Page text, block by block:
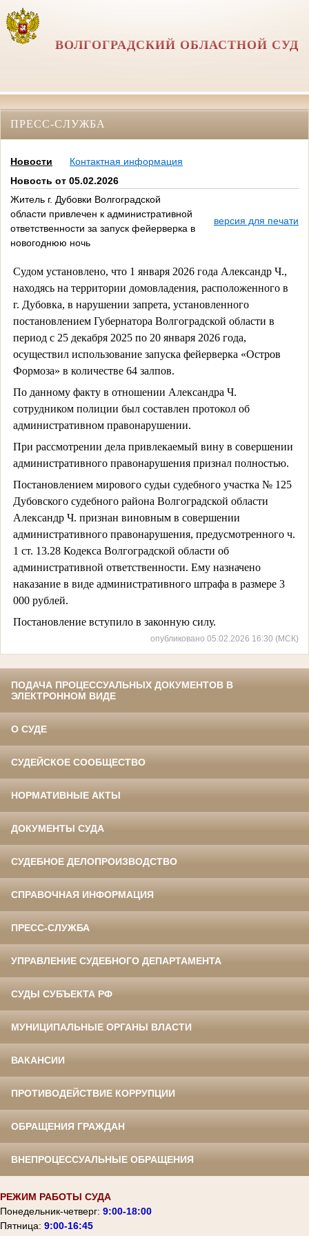
ВОЛГОГРАДСКИЙ ОБЛАСТНОЙ СУД
ПРЕСС-СЛУЖБА
Новости
Контактная информация
Новость от 05.02.2026
Житель г. Дубовки Волгоградской
области привлечен к административной
ответственности за запуск фейерверка в
новогоднюю ночь
версия для печати
Судом установлено, что 1 января 2026 года Александр Ч.,
находясь на территории домовладения, расположенного в
г. Дубовка, в нарушении запрета, установленного
постановлением Губернатора Волгоградской области в
период с 25 декабря 2025 по 20 января 2026 года,
осуществил использование запуска фейерверка «Остров
Формоза» в количестве 64 залпов.
По данному факту в отношении Александра Ч.
сотрудником полиции был составлен протокол об
административном правонарушении.
При рассмотрении дела привлекаемый вину в совершении
административного правонарушения признал полностью.
Постановлением мирового судьи судебного участка № 125
Дубовского судебного района Волгоградской области
Александр Ч. признан виновным в совершении
административного правонарушения, предусмотренного ч.
1 ст. 13.28 Кодекса Волгоградской области об
административной ответственности. Ему назначено
наказание в виде административного штрафа в размере 3
000 рублей.
Постановление вступило в законную силу.
опубликовано 05.02.2026 16:30 (МСК)
ПОДАЧА ПРОЦЕССУАЛЬНЫХ ДОКУМЕНТОВ В
ЭЛЕКТРОННОМ ВИДЕ
О СУДЕ
СУДЕЙСКОЕ СООБЩЕСТВО
НОРМАТИВНЫЕ АКТЫ
ДОКУМЕНТЫ СУДА
СУДЕБНОЕ ДЕЛОПРОИЗВОДСТВО
СПРАВОЧНАЯ ИНФОРМАЦИЯ
ПРЕСС-СЛУЖБА
УПРАВЛЕНИЕ СУДЕБНОГО ДЕПАРТАМЕНТА
СУДЫ СУБЪЕКТА РФ
МУНИЦИПАЛЬНЫЕ ОРГАНЫ ВЛАСТИ
ВАКАНСИИ
ПРОТИВОДЕЙСТВИЕ КОРРУПЦИИ
ОБРАЩЕНИЯ ГРАЖДАН
ВНЕПРОЦЕССУАЛЬНЫЕ ОБРАЩЕНИЯ
РЕЖИМ РАБОТЫ СУДА
Понедельник-четверг: 9:00-18:00
Пятница: 9:00-16:45